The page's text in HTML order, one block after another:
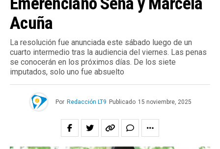
Acuña
La resolución fue anunciada este sábado luego de un
cuarto intermedio tras la audiencia del viernes. Las penas
se conocerán en los próximos días. De los siete
imputados, solo uno fue absuelto
Por Redacción LT9 Publicado 15 noviembre, 2025